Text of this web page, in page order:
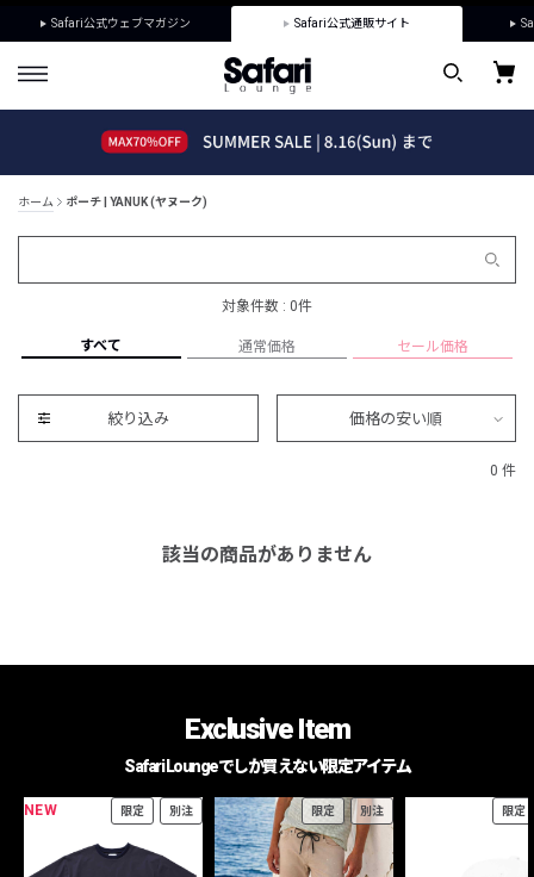
Safari公式ウェブマガジン Safari公式通販サイト
ホーム ポーチ | YANUK (ヤヌーク)
対象件数 : 0件
すべて 通常価格 セール価格
絞り込み 価格の安い順
0 件
該当の商品がありません
Exclusive Item
Safari Loungeでしか買えない限定アイテム
NEW 限定 別注 限定 別注 限定